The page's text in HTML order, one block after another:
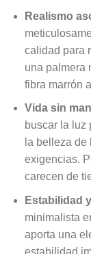
Realismo
calidad para
una palmera
fibra marrón
Vida sin
buscar la luz
la belleza
exigencias.
carecen de
Estabilidad
minimalista
aporta una
estabilidad